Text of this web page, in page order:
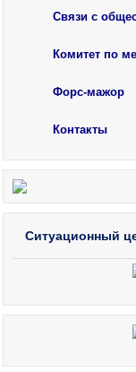
Связи с
Комитет по
Форс-мажор
Контакты
Ситуационный